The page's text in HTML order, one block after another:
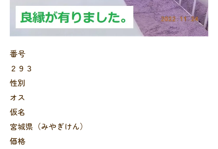
番号
２９３
性別
オス
仮名
宮城県（みやぎけん）
価格